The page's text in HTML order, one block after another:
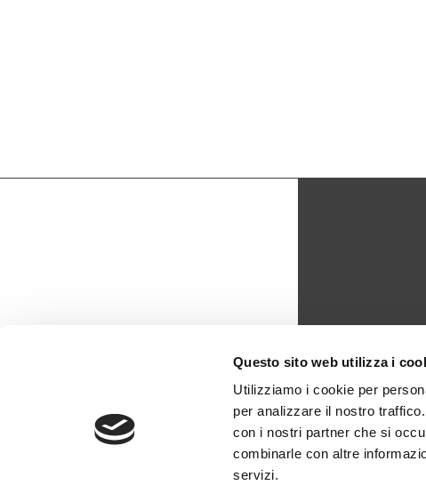
Questo sito web utilizza i
Utilizziamo i cookie per
per analizzare il nostro
con i nostri partner che si
combinarle con altre
servizi.
0429 -